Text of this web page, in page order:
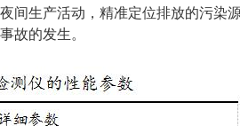
间生产活动，精准定位排放的污染
故的发生。